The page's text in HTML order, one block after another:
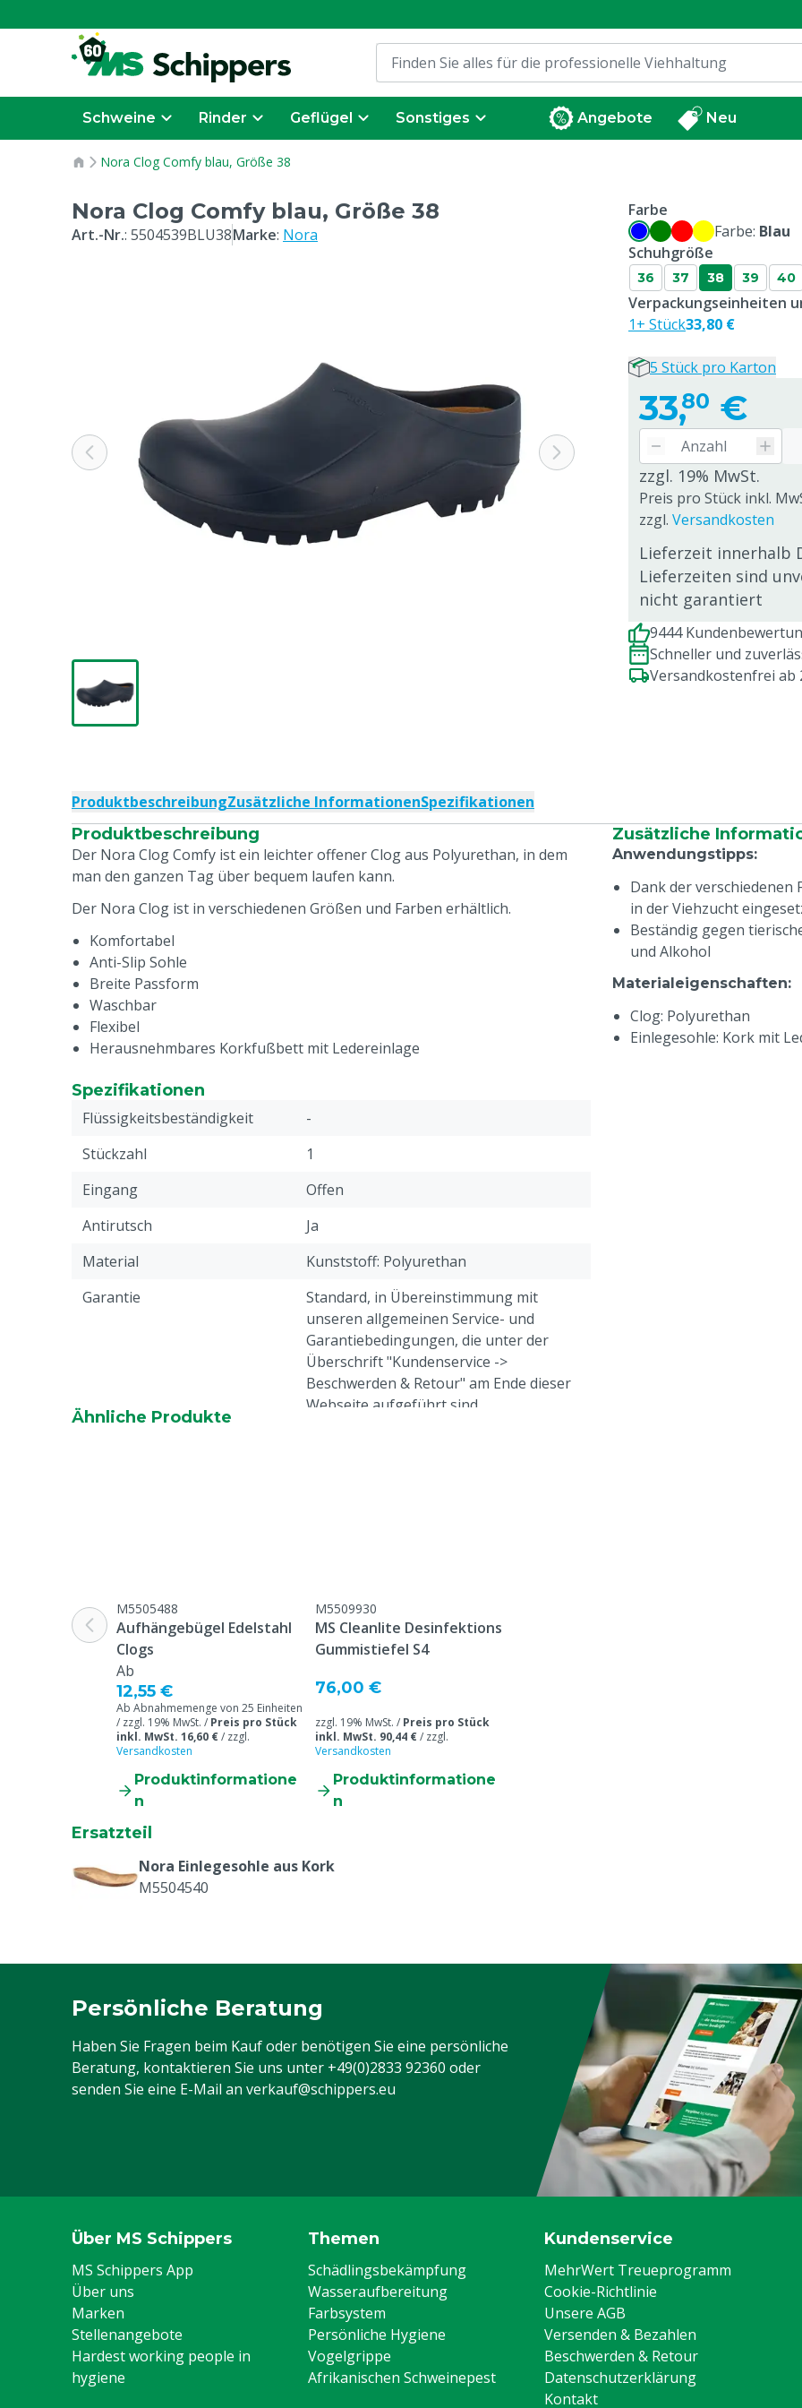
Schweine Rinder Geflügel Sonstiges Angebote Neu
Nora Clog Comfy blau, Größe 38
Nora Clog Comfy blau, Größe 38
Art.-Nr.: 5504539BLU38Marke: Nora
Farbe
Farbe: Blau
Schuhgröße
36 37 38 39 40
33,80 €
zzgl. 19% MwSt.
Preis pro Stück inkl.
zzgl. Versandkosten
Lieferzeit innerhalb
Lieferzeiten sind
nicht garantiert
Verpackungseinheiten
1+ Stück33,80 €
5 Stück pro Karton
9444
Schneller und
Versandkostenfrei ab
ProduktbeschreibungZusätzliche InformationenSpezifikationen
Produktbeschreibung
Der Nora Clog Comfy ist ein leichter offener Clog aus Polyurethan, in dem
man den ganzen Tag über bequem laufen kann.
Der Nora Clog ist in verschiedenen Größen und Farben erhältlich.
Komfortabel
Anti-Slip Sohle
Breite Passform
Waschbar
Flexibel
Herausnehmbares Korkfußbett mit Ledereinlage
Zusätzliche
Anwendungstipps:
Dank der verschiedenen
in der Viehzucht
Beständig gegen
und Alkohol
Materialeigenschaften:
Clog: Polyurethan
Einlegesohle: Kork mit
Spezifikationen
Flüssigkeitsbeständigkeit
-
Stückzahl
1
Eingang
Offen
Antirutsch
Ja
Material
Kunststoff: Polyurethan
Garantie
Standard, in Übereinstimmung mit
unseren allgemeinen Service- und
Garantiebedingungen, die unter der
Überschrift "Kundenservice ->
Beschwerden & Retour" am Ende dieser
Webseite aufgeführt sind.
Schuhgröße
38
Ähnliche Produkte
M5505488
Aufhängebügel Edelstahl
Clogs
Ab
12,55 €
Ab Abnahmemenge von 25 Einheiten
/ zzgl. 19% MwSt. / Preis pro Stück
inkl. MwSt. 16,60 €/ zzgl.
Versandkosten
Produktinformatione
n
M5509930
MS Cleanlite Desinfektions
Gummistiefel S4
76,00 €
zzgl. 19% MwSt. / Preis pro Stück
inkl. MwSt. 90,44 €/ zzgl.
Versandkosten
Produktinformatione
n
Ersatzteil
Nora Einlegesohle aus Kork
M5504540
Persönliche Beratung
Haben Sie Fragen beim Kauf oder benötigen Sie eine persönliche
Beratung, kontaktieren Sie uns unter +49(0)2833 92360 oder
senden Sie eine E-Mail an verkauf@schippers.eu
Über MS Schippers
MS Schippers App
Über uns
Marken
Stellenangebote
Hardest working people in
hygiene
Themen
Schädlingsbekämpfung
Wasseraufbereitung
Farbsystem
Persönliche Hygiene
Vogelgrippe
Afrikanischen Schweinepest
Kundenservice
MehrWert Treueprogramm
Cookie-Richtlinie
Unsere AGB
Versenden & Bezahlen
Beschwerden & Retour
Datenschutzerklärung
Kontakt